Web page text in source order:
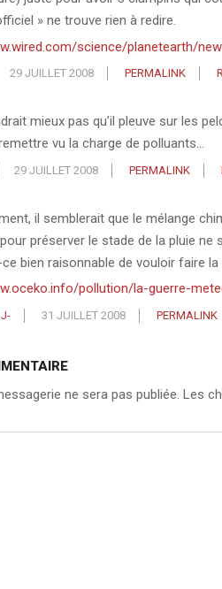
» ne trouve rien à redire.
science/planetearth/
29 JUILLET 2008 PERMALINK
mieux pas qu’il pleuve sur les
vu la charge de polluants…
29 JUILLET 2008 PERMALINK
il semblerait que le mélange
préserver le stade de la pluie
bien raisonnable de vouloir faire
pollution/la-guerre-
31 JUILLET 2008 PERMALINK
ne sera pas publiée. Les